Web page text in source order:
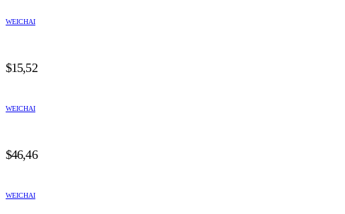
WEICHAI
$15,52
WEICHAI
$46,46
WEICHAI